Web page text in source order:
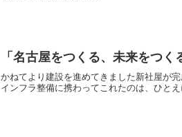
「名古屋をつくる、未来をつ
かねてより建設を進めてきました新社屋が
インフラ整備に携わってこれたのは、ひと